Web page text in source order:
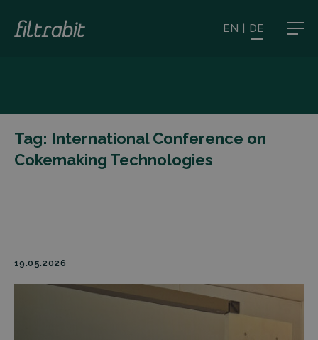
EN | DE
Tag: International Conference on
Cokemaking Technologies
19.05.2026